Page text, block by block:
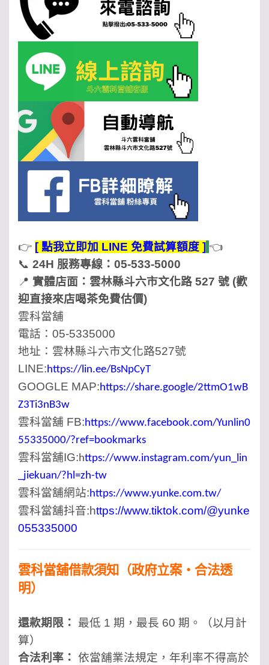
👉 [ 點我立即加 LINE 免費試算額度 ] 👈
📞 24H 服務專線：05-533-5000
📍 實體店面：雲林縣斗六市文化路 527 號 (歡
迎直接來店喝茶免費估價)
雲科當舖
電話：05-5335000
地址：雲林縣斗六市文化路527號
LINE:https://lin.ee/BsNpCyT
GOOGLE MAP:https://share.google/2ttmO1wB
Z3Ti3nB3w
雲科當舖 FB:https://www.facebook.com/Yunlin0
55335000/?ref=bookmarks
雲科當舖IG:https://www.instagram.com/yun_lin
_jiekuan/?hl=zh-tw
雲科當舖網站:https://www.yunke.com.tw/
雲科當舖抖音:https://www.tiktok.com/@yunke
055335000
雲科當舖借款須知（政府立案・合法透
明）
還款期限：
最低 1 期，最長 60 期。（以月計
算）
合法利率： 依當舖業法規定，年利率不得高於